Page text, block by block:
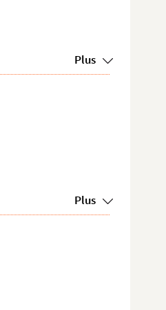
Plus
Plus